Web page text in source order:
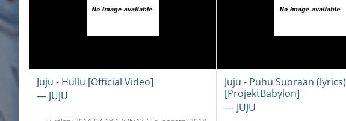
Juju - Hullu [Official Video]
― JUJU
Juju - Puhu Suoraan (lyrics)
[ProjektBabylon]
― JUJU